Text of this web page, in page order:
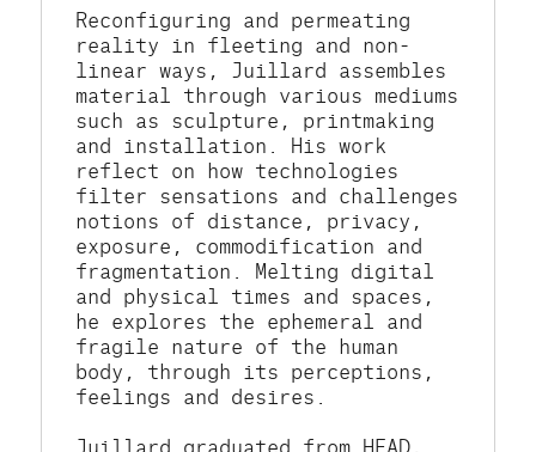
Reconfiguring and permeating
reality in fleeting and non-
linear ways, Juillard assembles
material through various mediums
such as sculpture, printmaking
and installation. His work
reflect on how technologies
filter sensations and challenges
notions of distance, privacy,
exposure, commodification and
fragmentation. Melting digital
and physical times and spaces,
he explores the ephemeral and
fragile nature of the human
body, through its perceptions,
feelings and desires.
Juillard graduated from HEAD,